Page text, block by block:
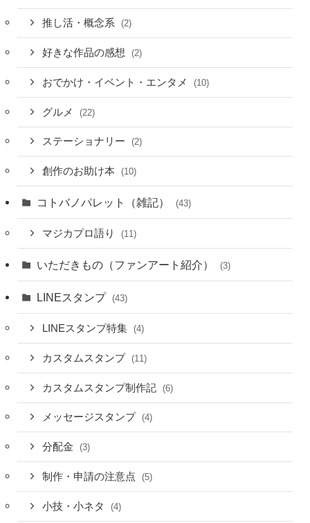
推し活・概念系 (2)
好きな作品の感想 (2)
おでかけ・イベント・エンタメ (10)
グルメ (22)
ステーショナリー (2)
創作のお助け本 (10)
コトバノパレット（雑記） (43)
マジカプロ語り (11)
いただきもの（ファンアート紹介） (3)
LINEスタンプ (43)
LINEスタンプ特集 (4)
カスタムスタンプ (11)
カスタムスタンプ制作記 (6)
メッセージスタンプ (4)
分配金 (3)
制作・申請の注意点 (5)
小技・小ネタ (4)